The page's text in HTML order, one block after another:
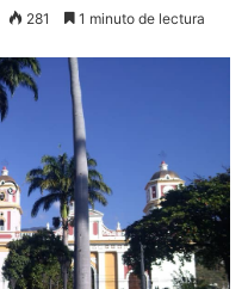
281 1 minuto de lectura